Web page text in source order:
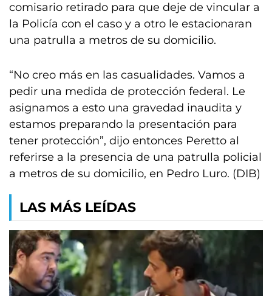
comisario retirado para que deje de vincular a
la Policía con el caso y a otro le estacionaran
una patrulla a metros de su domicilio.
“No creo más en las casualidades. Vamos a
pedir una medida de protección federal. Le
asignamos a esto una gravedad inaudita y
estamos preparando la presentación para
tener protección”, dijo entonces Peretto al
referirse a la presencia de una patrulla policial
a metros de su domicilio, en Pedro Luro. (DIB)
LAS MÁS LEÍDAS